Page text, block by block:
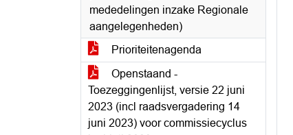
mededelingen inzake Regionale
aangelegenheden)
Prioriteitenagenda
Openstaand -
Toezeggingenlijst, versie 22 juni
2023 (incl raadsvergadering 14
juni 2023) voor commissiecyclus